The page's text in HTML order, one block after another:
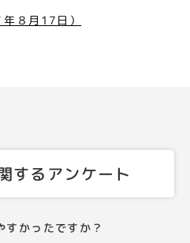
８月17日）
するアンケート
すかったですか？